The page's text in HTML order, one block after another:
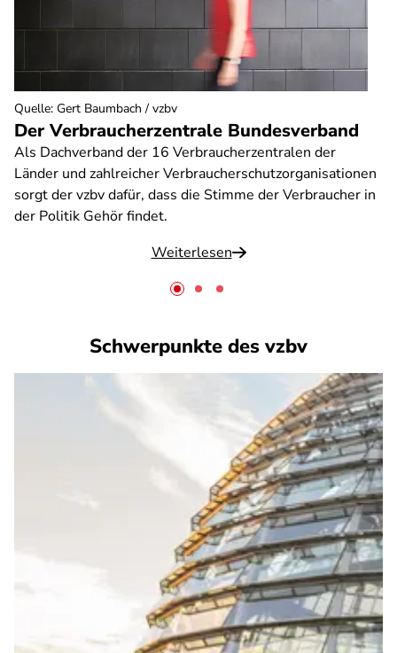
Der Verbraucherzentrale Bundesverband
Als Dachverband der 16 Verbraucherzentralen der
Länder und zahlreicher Verbraucherschutzorganisationen
sorgt der vzbv dafür, dass die Stimme der Verbraucher in
der Politik Gehör findet.
Weiterlesen
Quelle: Gert Baumbach / vzbv
Schwerpunkte des vzbv